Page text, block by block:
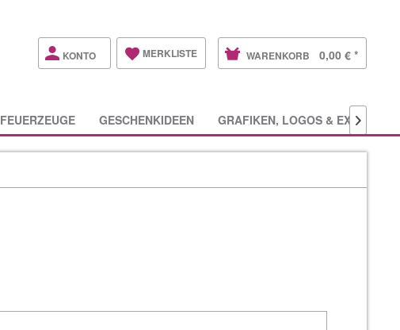
KONTO MERKLISTE WARENKORB 0,00 € *
FEUERZEUGE GESCHENKIDEEN GRAFIKEN, LOGOS & EXTRAS
